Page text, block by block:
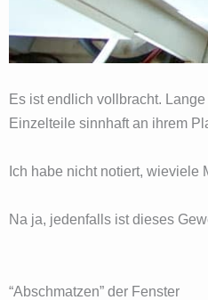
Es ist endlich vollbracht.
Einzelteile sinnhaft an ihrem
Ich habe nicht notiert, wieviele
Na ja, jedenfalls ist dieses
“Abschmatzen” der Fenster